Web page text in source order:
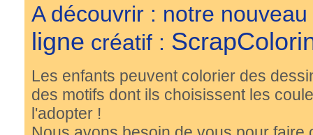
A découvrir : notre
ligne créatif :
Les enfants peuvent colorier des
des motifs dont ils choisissent les
l'adopter !